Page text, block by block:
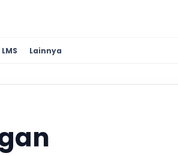
LMS Lainnya